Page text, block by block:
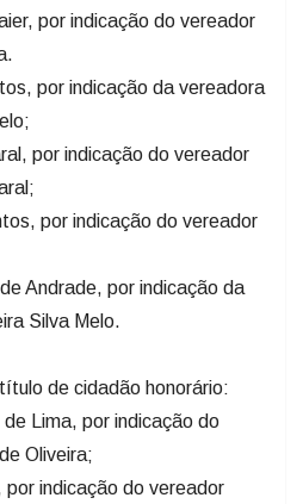
por indicação do vereador
por indicação da vereadora
por indicação do vereador
por indicação do vereador
Andrade, por indicação da
Silva Melo.
de cidadão honorário:
Lima, por indicação do
Oliveira;
por indicação do vereador